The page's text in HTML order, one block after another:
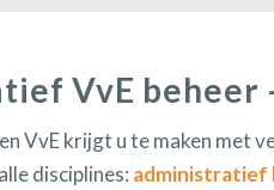
VvE beheer
VvE krijgt u te maken met
disciplines: administratief